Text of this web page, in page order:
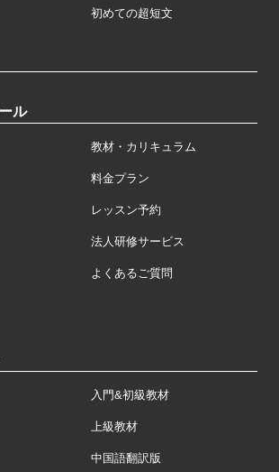
初めての超短文
ル
教材・カリキュラム
料金プラン
レッスン予約
法人研修サービス
よくあるご質問
入門&初級教材
上級教材
中国語翻訳版